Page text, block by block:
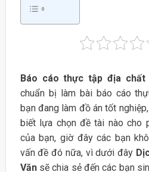
Báo cáo thực tập địa chất
chuẩn bị làm bài báo cáo
bạn đang làm đồ án tốt
biết lựa chọn đề tài nào cho
của bạn, giờ đây các bạn
vấn đề đó nữa, vì dưới đây
Văn sẽ chia sẻ đến các bạn